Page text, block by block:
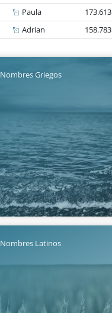
Paula
173.613
Adrian 158.783
Nombres Griegos
Nombres Latinos